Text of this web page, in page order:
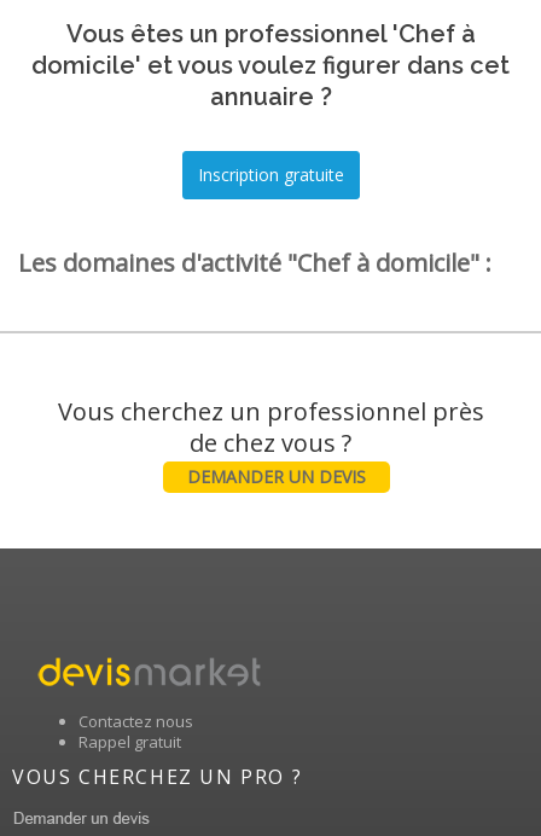
Vous êtes un professionnel 'Chef à
domicile' et vous voulez figurer dans cet
annuaire ?
Les domaines d'activité "Chef à domicile" :
Vous cherchez un professionnel près
DEMANDER UN DEVIS
Contactez nous
Rappel gratuit
VOUS CHERCHEZ UN PRO ?